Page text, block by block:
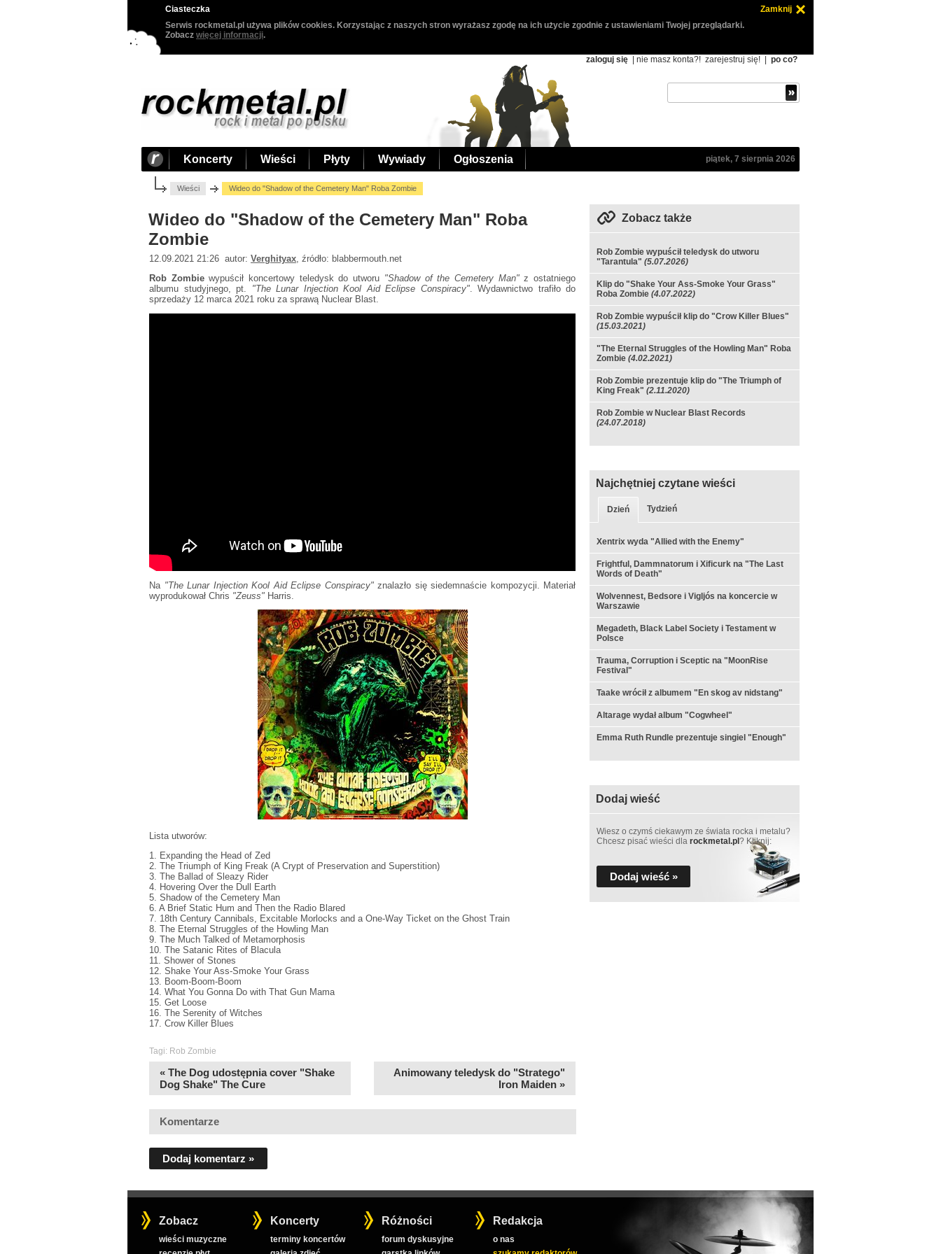
Ciasteczka
Zamknij
Serwis rockmetal.pl używa plików cookies. Korzystając z naszych stron wyrażasz zgodę na ich użycie zgodnie z ustawieniami Twojej przeglądarki.
Zobacz więcej informacji.
zaloguj się | nie masz konta?! zarejestruj się! po co?
Koncerty Wieści Płyty Wywiady Ogłoszenia piątek, 7 sierpnia 2026
Wieści Wideo do "Shadow of the Cemetery Man" Roba Zombie
Wideo do "Shadow of the Cemetery Man" Roba
Zombie
12.09.2021 21:26 autor: Verghityax , źródło: blabbermouth.net
Rob Zombiewypuścił koncertowy teledysk do utworu "Shadow of the Cemetery Man"z ostatniego
albumu studyjnego, pt. "The Lunar Injection Kool Aid Eclipse Conspiracy". Wydawnictwo trafiło do
sprzedaży 12 marca 2021 roku za sprawą Nuclear Blast.
Na "The Lunar Injection Kool Aid Eclipse Conspiracy" znalazło się siedemnaście kompozycji. Materiał
wyprodukował Chris "Zeuss" Harris.
Lista utworów:
1. Expanding the Head of Zed
2. The Triumph of King Freak (A Crypt of Preservation and Superstition)
3. The Ballad of Sleazy Rider
4. Hovering Over the Dull Earth
5. Shadow of the Cemetery Man
6. A Brief Static Hum and Then the Radio Blared
7. 18th Century Cannibals, Excitable Morlocks and a One-Way Ticket on the Ghost Train
8. The Eternal Struggles of the Howling Man
9. The Much Talked of Metamorphosis
10. The Satanic Rites of Blacula
11. Shower of Stones
12. Shake Your Ass-Smoke Your Grass
13. Boom-Boom-Boom
14. What You Gonna Do with That Gun Mama
15. Get Loose
16. The Serenity of Witches
17. Crow Killer Blues
Tagi: Rob Zombie
« The Dog udostępnia cover "Shake
Dog Shake" The Cure
Animowany teledysk do "Stratego"
Iron Maiden »
Komentarze
Dodaj komentarz »
Zobacz także
Rob Zombie wypuścił teledysk do utworu
"Tarantula" (5.07.2026)
Klip do "Shake Your Ass-Smoke Your Grass"
Roba Zombie (4.07.2022)
Rob Zombie wypuścił klip do "Crow Killer Blues"
(15.03.2021)
"The Eternal Struggles of the Howling Man" Roba
Zombie (4.02.2021)
Rob Zombie prezentuje klip do "The Triumph of
King Freak" (2.11.2020)
Rob Zombie w Nuclear Blast Records
(24.07.2018)
Najchętniej czytane wieści
Dzień Tydzień
Xentrix wyda "Allied with the Enemy"
Frightful, Dammnatorum i Xificurk na "The Last
Words of Death"
Wolvennest, Bedsore i Vigljós na koncercie w
Warszawie
Megadeth, Black Label Society i Testament w
Polsce
Trauma, Corruption i Sceptic na "MoonRise
Festival"
Taake wrócił z albumem "En skog av nidstang"
Altarage wydał album "Cogwheel"
Emma Ruth Rundle prezentuje singiel "Enough"
Dodaj wieść
Wiesz o czymś ciekawym ze świata rocka i metalu?
Chcesz pisać wieści dla rockmetal.pl ? Kliknij:
Dodaj wieść »
Zobacz
wieści muzyczne
Koncerty
terminy koncertów
Różności
forum dyskusyjne
Redakcja
o nas